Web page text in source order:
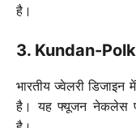
है।
3. Kundan-
भारतीय ज्वेलरी
है। यह फ्यूजन नेकलेस